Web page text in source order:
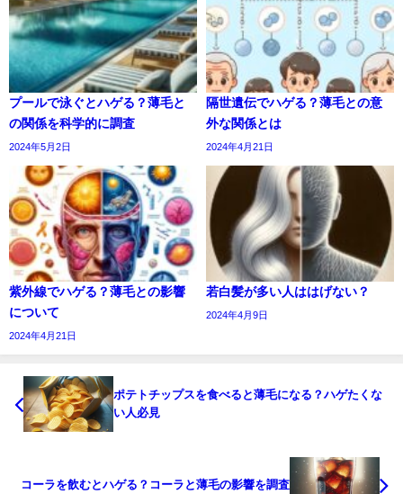
プールで泳ぐとハゲる？薄毛と
の関係を科学的に調査
2024年5月2日
隔世遺伝でハゲる？薄毛との意
外な関係とは
2024年4月21日
紫外線でハゲる？薄毛との影響
について
2024年4月21日
若白髪が多い人ははげない？
2024年4月9日
ポテトチップスを食べると薄毛になる？ハゲたくな
い人必見
コーラを飲むとハゲる？コーラと薄毛の影響を調査